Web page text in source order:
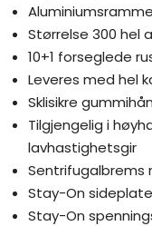
Størrelse 300 hel
10+1 forseglede
Leveres med hel
Sklisikre
Tilgjengelig i
lavhastighetsgir
Sentrifugalbrems
Stay-On sideplate
Stay-On